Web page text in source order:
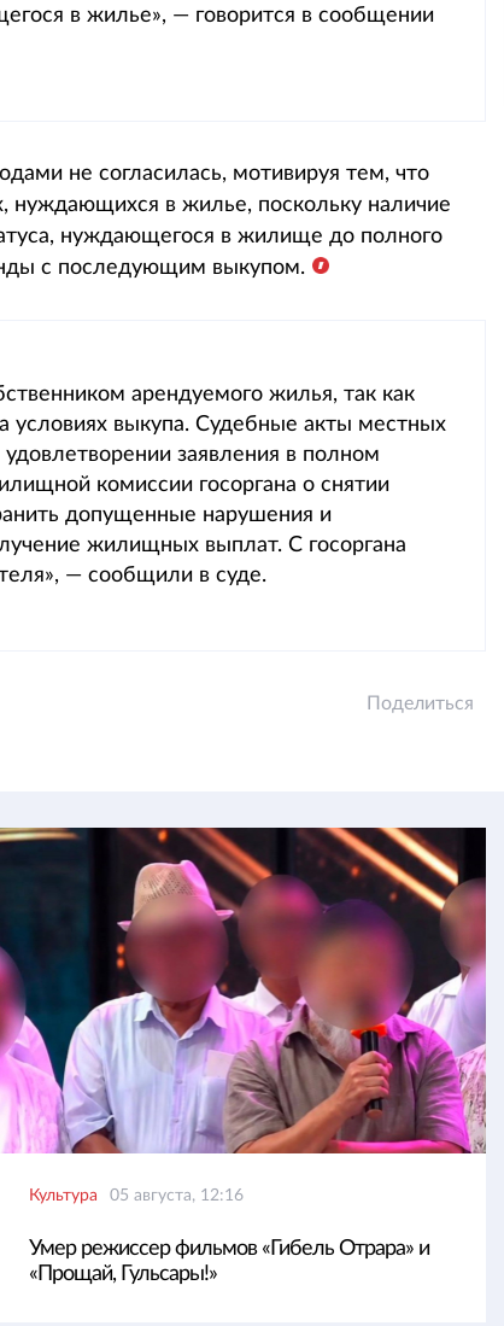
в жилье», — говорится в сообщении
не согласилась, мотивируя тем, что
нуждающихся в жилье, поскольку наличие
нуждающегося в жилище до полного
с последующим выкупом.
арендуемого жилья, так как
условиях выкупа. Судебные акты местных
заявления в полном
комиссии госоргана о снятии
допущенные нарушения и
жилищных выплат. С госоргана
— сообщили в суде.
Поделиться
Культура 05 августа, 12:16
Умер режиссер фильмов «Гибель Отрара» и
«Прощай, Гульсары!»